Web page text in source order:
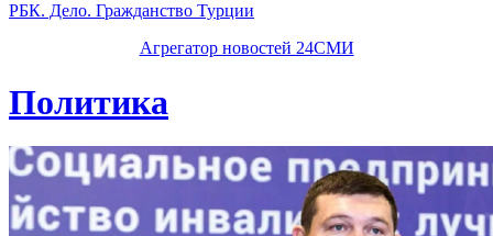
РБК. Дело. Гражданство Турции
Агрегатор новостей 24СМИ
Политика